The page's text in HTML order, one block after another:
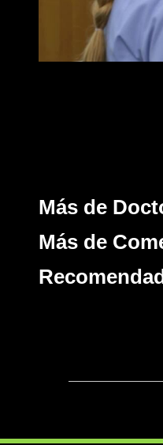
Más de
Más de